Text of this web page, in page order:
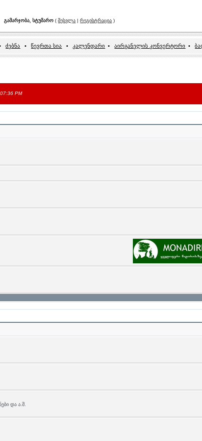
გამარჯობა, სტუმარო (შესვლა |რეგისტრაცია )
ძებნა • წევრთა სია • კალენდარი • აირგანელის კონვერტორი •
PM
და ა.შ.